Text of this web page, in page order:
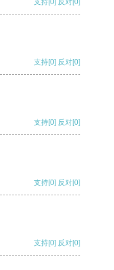
支持 [0] 反对 [0]
支持[0] 反对[0]
支持[0] 反对[0]
支持[0] 反对[0]
支持[0] 反对[0]